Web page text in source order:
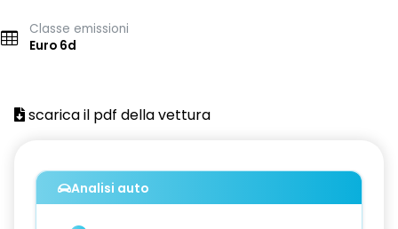
Classe emissioni
Euro 6d
scarica il pdf della vettura
Analisi auto